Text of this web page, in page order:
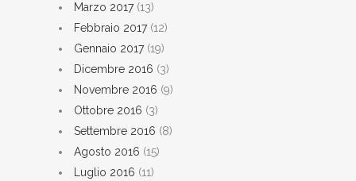
Marzo 2017(13)
Febbraio 2017(12)
Gennaio 2017(19)
Dicembre 2016 (3)
Novembre 2016 (9)
Ottobre 2016 (3)
Settembre 2016 (8)
Agosto 2016 (15)
Luglio 2016 (11)